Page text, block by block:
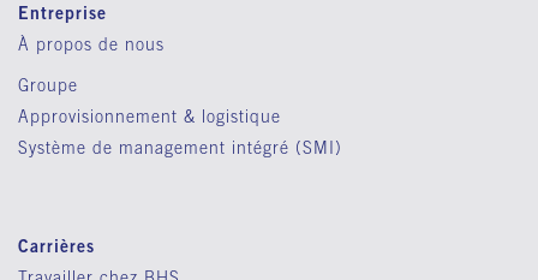
Entreprise
À propos de nous
Groupe
Approvisionnement & logistique
Système de management intégré (SMI)
Carrières